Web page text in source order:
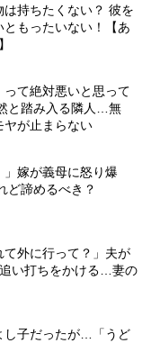
持ちたくない？ 彼を
もったいない！【あ
って絶対悪いと思って
と踏み入る隣人…無
ヤが止まらない
嫁が義母に怒り爆
ど諦めるべき？
て外に行って？」夫が
い打ちをかける…妻の
し子だったが…「うど